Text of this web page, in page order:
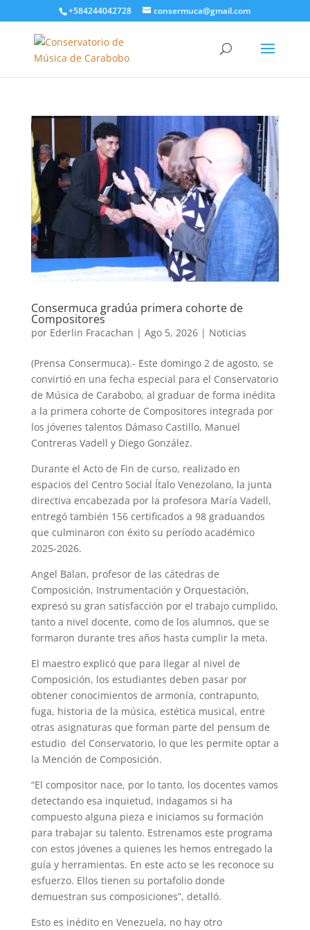
+584244042728 consermuca@gmail.com
Consermuca gradúa primera cohorte de
Compositores
por Ederlin Fracachan | Ago 5, 2026| Noticias
(Prensa Consermuca).- Este domingo 2 de agosto, se
convirtió en una fecha especial para el Conservatorio
de Música de Carabobo, al graduar de forma inédita
a la primera cohorte de Compositores integrada por
los jóvenes talentos Dámaso Castillo, Manuel
Contreras Vadell y Diego González.
Durante el Acto de Fin de curso, realizado en
espacios del Centro Social Ítalo Venezolano, la junta
directiva encabezada por la profesora María Vadell,
entregó también 156 certificados a 98 graduandos
que culminaron con éxito su período académico
2025-2026.
Angel Balan, profesor de las cátedras de
Composición, Instrumentación y Orquestación,
expresó su gran satisfacción por el trabajo cumplido,
tanto a nivel docente, como de los alumnos, que se
formaron durante tres años hasta cumplir la meta.
El maestro explicó que para llegar al nivel de
Composición, los estudiantes deben pasar por
obtener conocimientos de armonía, contrapunto,
fuga, historia de la música, estética musical, entre
otras asignaturas que forman parte del pensum de
estudio del Conservatorio, lo que les permite optar a
la Mención de Composición.
“El compositor nace, por lo tanto, los docentes vamos
detectando esa inquietud, indagamos si ha
compuesto alguna pieza e iniciamos su formación
para trabajar su talento. Estrenamos este programa
con estos jóvenes a quienes les hemos entregado la
guía y herramientas. En este acto se les reconoce su
esfuerzo. Ellos tienen su portafolio donde
demuestran sus composiciones”, detalló.
Esto es inédito en Venezuela, no hay otro